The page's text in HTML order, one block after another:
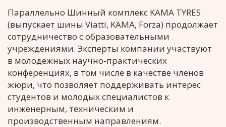
Параллельно Шинный комплекс KAMA TYRES
(выпускает шины Viatti, KAMA, Forza) продолжает
сотрудничество с образовательными
учреждениями. Эксперты компании участвуют
в молодежных научно-практических
конференциях, в том числе в качестве членов
жюри, что позволяет поддерживать интерес
студентов и молодых специалистов к
инженерным, техническим и
производственным направлениям.